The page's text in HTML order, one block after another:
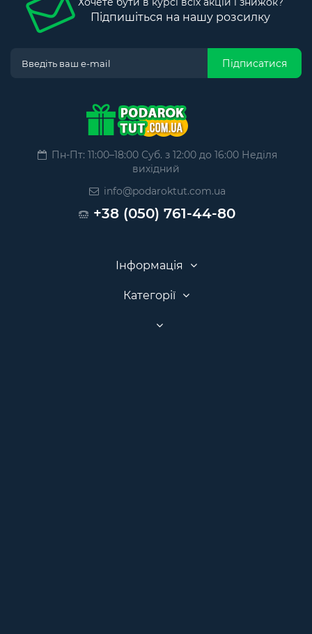
Підпишіться на нашу розсилку
Підписатися
Пн-Пт: 11:00–18:00 Суб. з 12:00 до 16:00 Неділя
вихідний
info@podaroktut.com.ua
+38 (050) 761-44-80
Інформація
Категорії